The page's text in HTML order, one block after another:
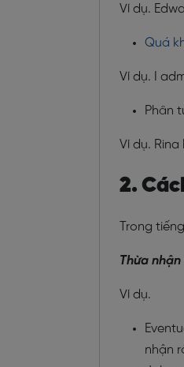
Ví dụ.
Quá
Ví dụ. I
Phân
Ví dụ.
2.
Trong
Thừa
Ví dụ.
nhận